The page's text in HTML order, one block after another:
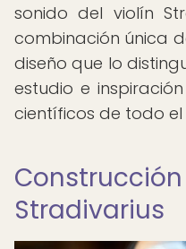
sonido del violín
combinación única
diseño que lo
estudio e
científicos de todo el
Stradivarius